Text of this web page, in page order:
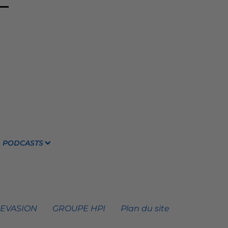
PODCASTS
GROUPE HPI Plan du site